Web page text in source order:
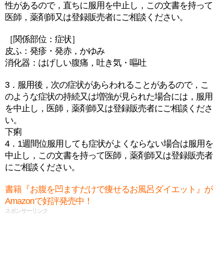
性があるので，直ちに服用を中止し，この文書を持って
医師，薬剤師又は登録販売者にご相談ください。
［関係部位：症状］
皮ふ：発疹・発赤，かゆみ
消化器：はげしい腹痛，吐き気・嘔吐
3．服用後，次の症状があらわれることがあるので，こ
のような症状の持続又は増強が見られた場合には，服用
を中止し，医師，薬剤師又は登録販売者にご相談くださ
い。
下痢
4．1週間位服用しても症状がよくならない場合は服用を
中止し，この文書を持って医師，薬剤師又は登録販売者
にご相談ください。
書籍『お腹を凹ますだけで痩せるお風呂ダイエット』が
Amazonで好評発売中！
スポンサーリンク